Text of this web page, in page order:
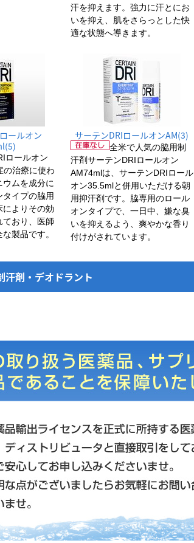
汗を抑えます。強力に汗とにお
いを抑え、肌をさらっとした快
適な状態へ導きます。
ールオン
ロールオン
の治療に使わ
ウムを成分に
イプの脇用
によりその効
ており、医師
製品です。
サーテンDRIロールオンAM(3)
全米で人気の脇用制
汗剤サーテンDRIロールオン
AM74mlは、サーテンDRIロール
オン35.5mlと併用いただける朝
用抑汗剤です。脇専用のロール
オンタイプで、一日中、嫌な臭
いを抑えるよう、爽やかな香り
付けがされています。
汗剤・デオドラント